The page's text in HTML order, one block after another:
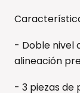
- Doble nivel
alineación
- 3 piezas de